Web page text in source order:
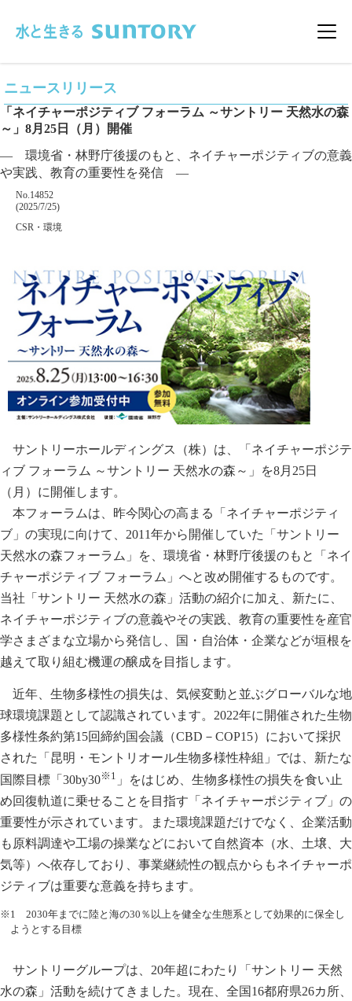
メ
ニュースリリース
「ネイチャーポジティブ フォーラム ～サントリー 天然水の森
～」8月25日（月）開催
― 環境省・林野庁後援のもと、ネイチャーポジティブの意義
や実践、教育の重要性を発信 ―
掲載番号
No.14852
掲載日
(2025/7/25)
カテゴリー
CSR・環境
企業名
サントリーホールディングス（株）は、「ネイチャーポジテ
ィブ フォーラム ～サントリー 天然水の森～」を8月25日
（月）に開催します。
本フォーラムは、昨今関心の高まる「ネイチャーポジティ
ブ」の実現に向けて、2011年から開催していた「サントリー
天然水の森フォーラム」を、環境省・林野庁後援のもと「ネイ
チャーポジティブ フォーラム」へと改め開催するものです。
当社「サントリー 天然水の森」活動の紹介に加え、新たに、
ネイチャーポジティブの意義やその実践、教育の重要性を産官
学さまざまな立場から発信し、国・自治体・企業などが垣根を
越えて取り組む機運の醸成を目指します。
近年、生物多様性の損失は、気候変動と並ぶグローバルな地
球環境課題として認識されています。2022年に開催された生物
多様性条約第15回締約国会議（CBD－COP15）において採択
された「昆明・モントリオール生物多様性枠組」では、新たな
国際目標「30by30※1 」をはじめ、生物多様性の損失を食い止
め回復軌道に乗せることを目指す「ネイチャーポジティブ」の
重要性が示されています。また環境課題だけでなく、企業活動
も原料調達や工場の操業などにおいて自然資本（水、土壌、大
気等）へ依存しており、事業継続性の観点からもネイチャーポ
ジティブは重要な意義を持ちます。
※1 2030年までに陸と海の30％以上を健全な生態系として効果的に保全し
ようとする目標
サントリーグループは、20年超にわたり「サントリー 天然
水の森」活動を続けてきました。現在、全国16都府県26カ所、